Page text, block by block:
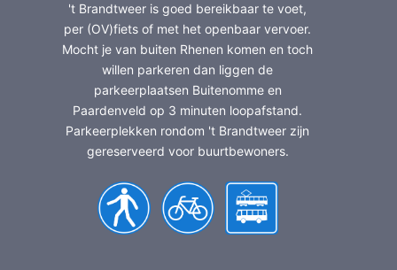
't Brandtweer is goed bereikbaar te voet,
per (OV)fiets of met het openbaar vervoer.
Mocht je van buiten Rhenen komen en toch
willen parkeren dan liggen de
parkeerplaatsen Buitenomme en
Paardenveld op 3 minuten loopafstand.
Parkeerplekken rondom 't Brandtweer zijn
gereserveerd voor buurtbewoners.